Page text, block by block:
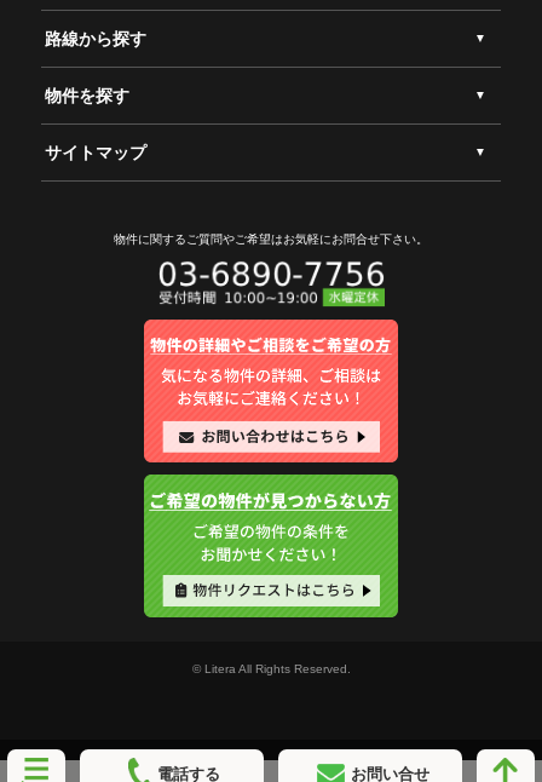
路線から探す
物件を探す
サイトマップ
物件に関するご質問やご希望はお気軽にお問合せ下さい。
© Litera All Rights Reserved.
電話する お問い合せ